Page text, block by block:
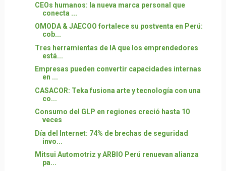
CEOs humanos: la nueva marca personal que
conecta ...
OMODA & JAECOO fortalece su postventa en Perú:
cob...
Tres herramientas de IA que los emprendedores
está...
Empresas pueden convertir capacidades internas
en ...
CASACOR: Teka fusiona arte y tecnología con una
co...
Consumo del GLP en regiones creció hasta 10
veces
Día del Internet: 74% de brechas de seguridad
invo...
Mitsui Automotriz y ARBIO Perú renuevan alianza
pa...